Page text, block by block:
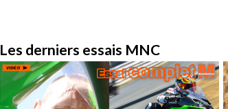
Les derniers essais MNC